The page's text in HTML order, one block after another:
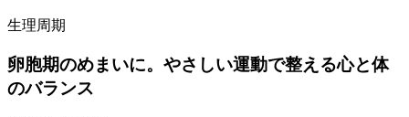
生理周期
卵胞期のめまいに。やさしい運動で整える心と体
のバランス